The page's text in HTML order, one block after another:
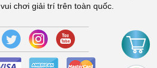
chơi giải trí trên toàn quốc.